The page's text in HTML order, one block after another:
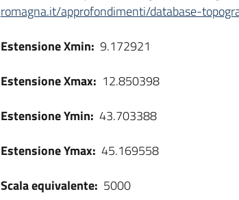
romagna.it/approfondimenti/database-
Estensione Xmin: 9.172921
Estensione Xmax: 12.850398
Estensione Ymin: 43.703388
Estensione Ymax: 45.169558
Scala equivalente: 5000